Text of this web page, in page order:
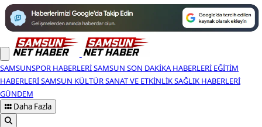
SAMSUNSPOR HABERLERISAMSUN SON DAKIKA HABERLERI EĞITIM
HABERLERISAMSUN KÜLTÜR SANAT VE ETKINLIKSAĞLIK HABERLERI
GÜNDEM
Daha Fazla